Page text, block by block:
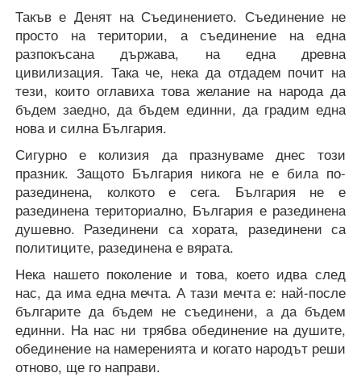
Такъв е Денят на Съединението. Съединение не
просто на територии, а съединение на една
разпокъсана държава, на една древна
цивилизация. Така че, нека да отдадем почит на
тези, които оглавиха това желание на народа да
бъдем заедно, да бъдем единни, да градим една
нова и силна България.
Сигурно е колизия да празнуваме днес този
празник. Защото България никога не е била по-
разединена, колкото е сега. България не е
разединена териториално, България е разединена
душевно. Разединени са хората, разединени са
политиците, разединена е вярата.
Нека нашето поколение и това, което идва след
нас, да има една мечта. А тази мечта е: най-после
българите да бъдем не съединени, а да бъдем
единни. На нас ни трябва обединение на душите,
обединение на намеренията и когато народът реши
отново, ще го направи.